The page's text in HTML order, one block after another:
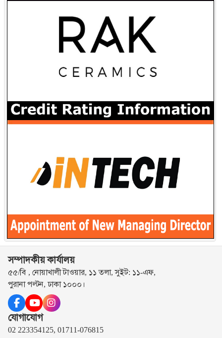
সম্পাদকীয় কার্যালয়
৫৫/বি , নোয়াখালী টাওয়ার, ১১ তলা, সুইট: ১১-এফ,
পুরানা পল্টন, ঢাকা ১০০০।
যোগাযোগ
02 223354125, 01711-076815